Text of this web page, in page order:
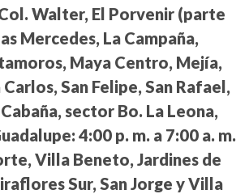
Walter, El Porvenir (parte
Mercedes, La Campaña,
Maya Centro, Mejía,
San Felipe, San Rafael,
sector Bo. La Leona,
4:00 p. m. a 7:00 a. m.
Villa Beneto, Jardines de
Sur, San Jorge y Villa